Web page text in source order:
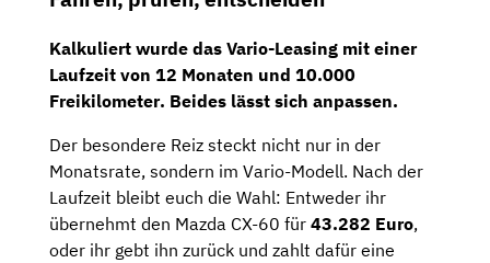
Kalkuliert wurde das Vario-Leasing mit einer
Laufzeit von 12 Monaten und 10.000
Freikilometer. Beides lässt sich anpassen.
Der besondere Reiz steckt nicht nur in der
Monatsrate, sondern im Vario-Modell. Nach der
Laufzeit bleibt euch die Wahl: Entweder ihr
übernehmt den Mazda CX-60 für 43.282 Euro,
oder ihr gebt ihn zurück und zahlt dafür eine